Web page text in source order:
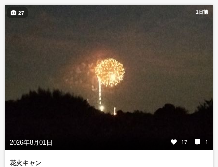
1日前
2026年8月01日 17 1
27
花火キャン